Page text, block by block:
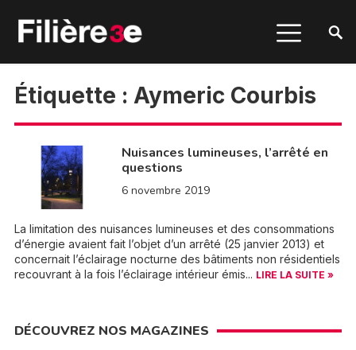
Étiquette : Aymeric Courbis
Nuisances lumineuses, l’arrêté en
questions
6 novembre 2019
La limitation des nuisances lumineuses et des consommations
d’énergie avaient fait l’objet d’un arrêté (25 janvier 2013) et
concernait l’éclairage nocturne des bâtiments non résidentiels
recouvrant à la fois l’éclairage intérieur émis... LIRE LA SUITE »
DÉCOUVREZ NOS MAGAZINES